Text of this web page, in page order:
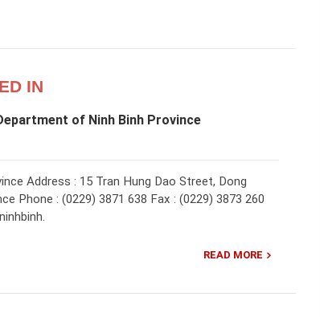
IN
of Ninh Binh Province
Address : 15 Tran Hung Dao Street, Dong
Phone : (0229) 3871 638 Fax : (0229) 3873 260
READ MORE